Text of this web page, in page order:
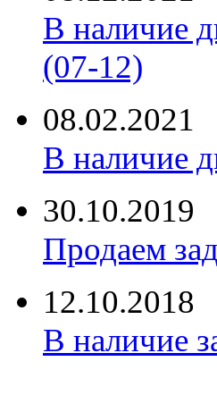
В наличие
(07-12)
08.02.2021
В наличие
30.10.2019
Продаем
12.10.2018
В наличие